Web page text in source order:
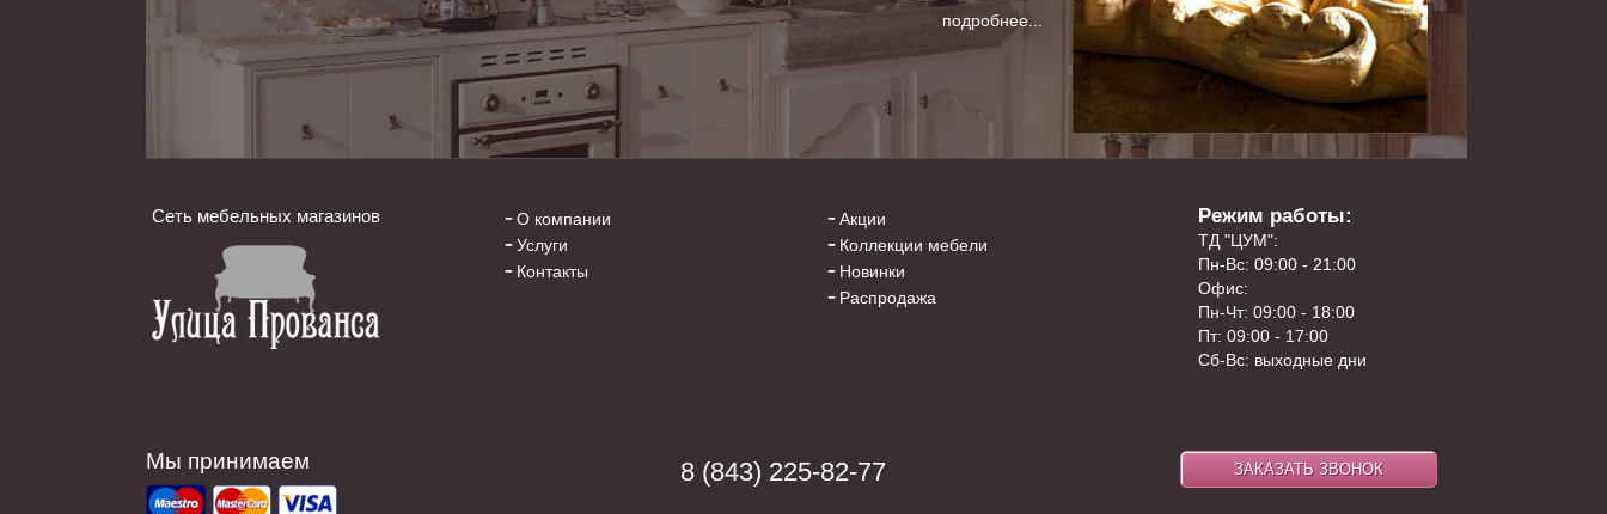
подробнее...
Сеть мебельных магазинов
О компании
Услуги
Контакты
Акции
Коллекции мебели
Новинки
Распродажа
Режим работы:
ТД "ЦУМ":
Пн-Вс: 09:00 - 21:00
Офис:
Пн-Чт: 09:00 - 18:00
Пт: 09:00 - 17:00
Сб-Вс: выходные дни
Мы принимаем 8 (843) 225-82-77